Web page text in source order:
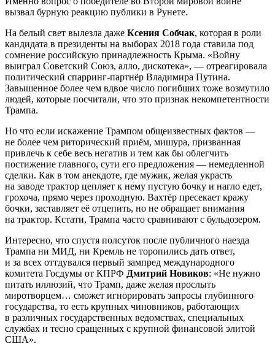
вызвал бурную реакцию публики в Рунете.
На белый свет вылезла даже Ксения Собчак, которая в роли
кандидата в президенты на выборах 2018 года ставила под
сомнение российскую принадлежность Крыма. «Войну
выиграл Советский Союз, алло, дискотека», — отреагировала
политический спарринг-партнёр Владимира Путина.
Завышенное более чем вдвое число погибших тоже возмутило
людей, которые посчитали, что это признак некомпетентности
Трампа.
Но что если искажение Трампом общеизвестных фактов —
не более чем риторический приём, мишура, призванная
привлечь к себе весь негатив и тем как бы облегчить
постижение главного, сути его предложения — немедленной
сделки. Как в том анекдоте, где мужик, желая украсть
на заводе трактор цепляет к нему пустую бочку и нагло едет,
грохоча, прямо через проходную. Вахтёр пресекает кражу
бочки, заставляет её отцепить, но не обращает внимания
на трактор. Кстати, Трампа часто сравнивают с бульдозером.
Интересно, что спустя полсуток после публичного наезда
Трампа ни МИД, ни Кремль не торопились дать ответ,
и за всех оттдувался первый зампред международного
комитета Госдумы от КПРФ Дмитрий Новиков: «Не нужно
питать иллюзий, что Трамп, даже желая прослыть
миротворцем… сможет игнорировать запросы глубинного
государства, то есть крупных чиновников, работающих
в различных государственных ведомствах, специальных
службах и тесно сращенных с крупной финансовой элитой
США».